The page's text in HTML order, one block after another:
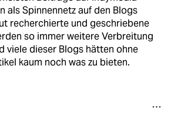
als Spinnennetz auf den Blogs
recherchierte und geschriebene
so immer weitere Verbreitung
viele dieser Blogs hätten ohne
kaum noch was zu bieten.